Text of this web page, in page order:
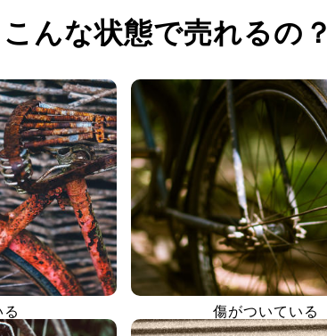
こんな状態で売れるの？
傷がついている